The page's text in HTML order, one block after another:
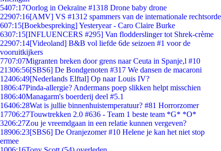
5407:17Oorlog in Oekraïne #1318 Drone baby drone
22907:16[AMV] VS #1312 spammers van de internationale rechtsorde
607:15[Boekbespreking] Yesteryear - Caro Claire Burke
6307:15[INFLUENCERS #295] Van flodderslinger tot Shrek-crème
22907:14[Videoland] B&B vol liefde 6de seizoen #1 voor de
vooruitkijkers
7707:07Migranten breken door grens naar Ceuta in Spanje,l #10
21306:56[SBS6] De Bondgenoten #317 We dansen de macaroni
12406:49[Nederlands Elftal] Op naar Louis IV?
1806:47Pinda-allergie? Andermans poep slikken helpt misschien
1806:40Managarm's boerderij deel #5.1
16406:28Wat is jullie binnenhuistemperatuur? #81 Horrorzomer
17706:27Touwtrekken 2.0 #636 - Team 1 beste team *G* *O*
3206:27Zou je vreemdgaan in een relatie kunnen vergeven?
18906:23[SBS6] De Oranjezomer #10 Helene je kan het niet stop
ermee